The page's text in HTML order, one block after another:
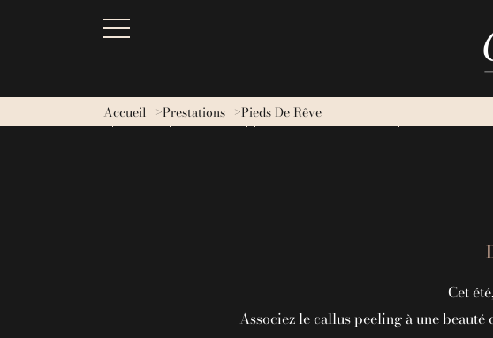
Accueil Prestations Pieds De Rêve
BESOINS MASSAGES RITUELS CINQ MONDES
Cet
Associez le callus peeling à une